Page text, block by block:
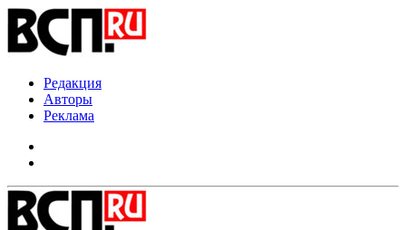
Редакция
Авторы
Реклама